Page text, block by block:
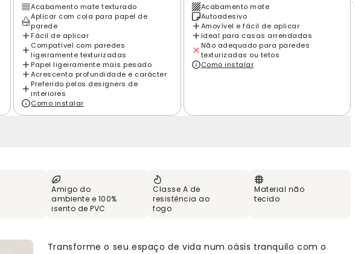
Acabamento mate texturado
Aplicar com cola para papel de
parede
Fácil de aplicar
Compatível com paredes
ligeiramente texturizadas
Papel ligeiramente mais pesado
Acrescenta profundidade e carácter
Preferido pelos designers de
interiores
Como instalar
Acabamento mate
Autoadesivo
Amovível e fácil de aplicar
Ideal para casas arrendadas
Não adequado para paredes
texturizadas ou tetos
Como instalar
Amigo do
ambiente e 100%
isento de PVC
Classe A de
resistência ao
fogo
Material não
tecido
Transforme o seu espaço de vida num oásis tranquilo com o